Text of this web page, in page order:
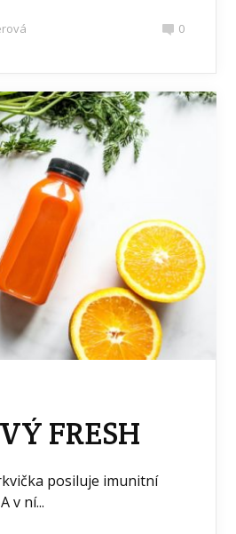
0
FRESH
posiluje imunitní
v ní...